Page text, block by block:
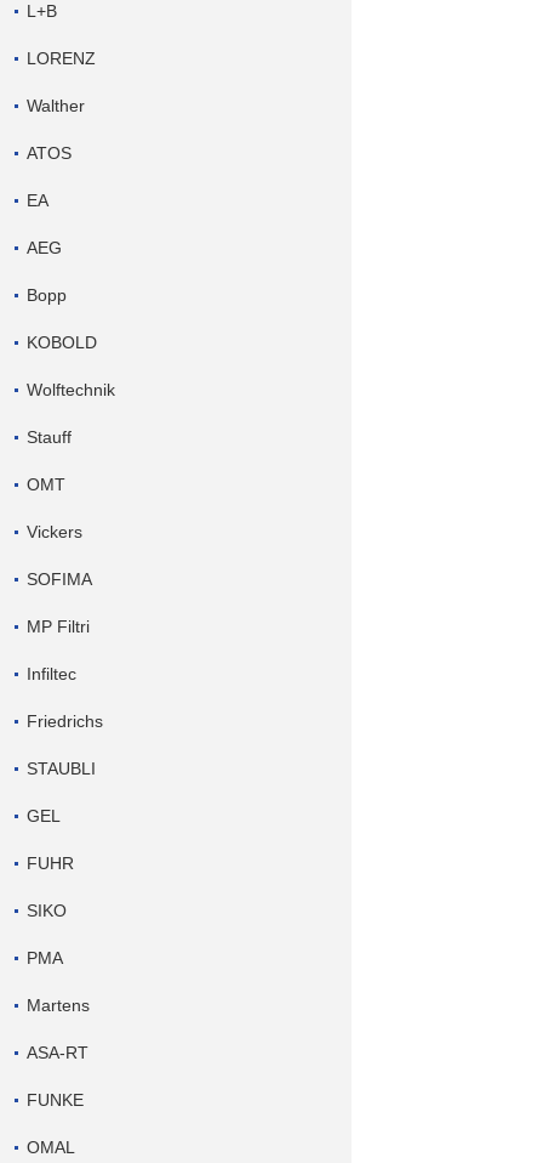
L+B
LORENZ
Walther
ATOS
EA
AEG
Bopp
KOBOLD
Wolftechnik
Stauff
OMT
Vickers
SOFIMA
MP Filtri
Infiltec
Friedrichs
STAUBLI
GEL
FUHR
SIKO
PMA
Martens
ASA-RT
FUNKE
OMAL